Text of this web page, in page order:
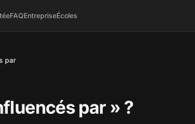
FAQEntrepriseÉcoles
par
par » ?